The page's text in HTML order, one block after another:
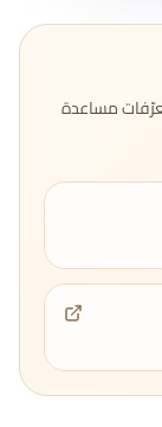
مساعدة